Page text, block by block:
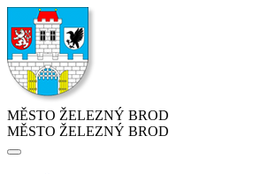
MĚSTO ŽELEZNÝ BROD
MĚSTO ŽELEZNÝ BROD